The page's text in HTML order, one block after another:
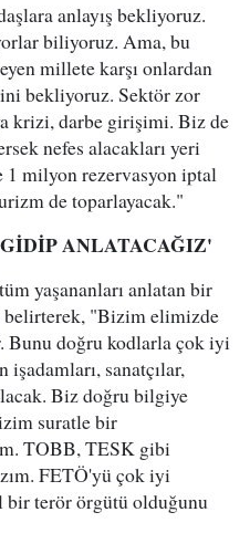
anlayış bekliyoruz.
biliyoruz. Ama, bu
millete karşı onlardan
bekliyoruz. Sektör zor
krizi, darbe girişimi. Biz de
nefes alacakları yeri
1 milyon rezervasyon iptal
de toparlayacak."
ANLATACAĞIZ'
yaşananları anlatan bir
belirterek, "Bizim elimizde
Bunu doğru kodlarla çok iyi
sanatçılar,
Biz doğru bilgiye
suratle bir
TOBB, TESK gibi
FETÖ'yü çok iyi
bir terör örgütü olduğunu